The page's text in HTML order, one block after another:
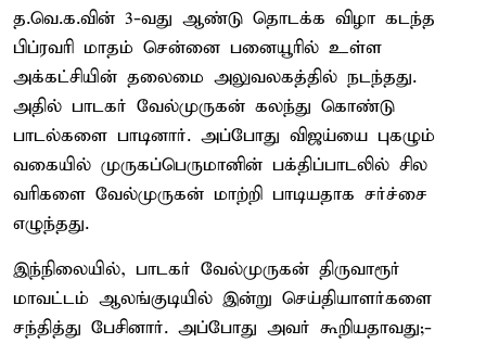
த.வெ.க.வின் 3-வது ஆண்டு தொடக்க விழா கடந்த
பிப்ரவரி மாதம் சென்னை பனையூரில் உள்ள
அக்கட்சியின் தலைமை அலுவலகத்தில் நடந்தது.
அதில் பாடகர் வேல்முருகன் கலந்து கொண்டு
பாடல்களை பாடினார். அப்போது விஜய்யை புகழும்
வகையில் முருகப்பெருமானின் பக்திப்பாடலில் சில
வரிகளை வேல்முருகன் மாற்றி பாடியதாக சர்ச்சை
எழுந்தது.
இந்நிலையில், பாடகர் வேல்முருகன் திருவாரூர்
மாவட்டம் ஆலங்குடியில் இன்று செய்தியாளர்களை
சந்தித்து பேசினார். அப்போது அவர் கூறியதாவது;-